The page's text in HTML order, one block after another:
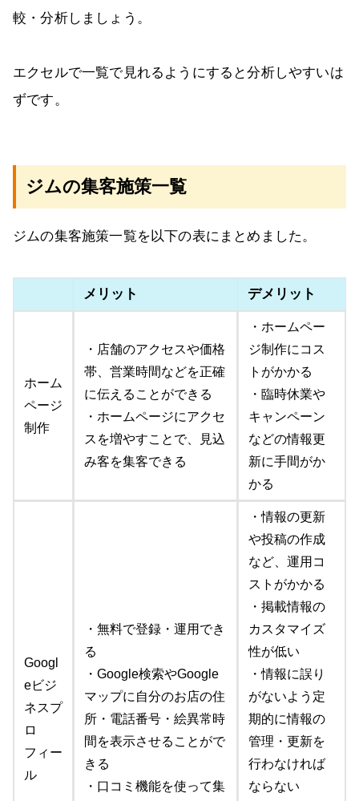
較・分析しましょう。
エクセルで一覧で見れるようにすると分析しやすいは
ずです。
ジムの集客施策一覧
ジムの集客施策一覧を以下の表にまとめました。
メリット デメリット
ホーム
ページ
制作
・店舗のアクセスや価格
帯、営業時間などを正確
に伝えることができる
・ホームページにアクセ
スを増やすことで、見込
み客を集客できる
・ホームペー
ジ制作にコス
トがかかる
・臨時休業や
キャンペーン
などの情報更
新に手間がか
かる
Googl
eビジ
ネスプ
ロ
フィー
ル
・無料で登録・運用でき
る
・Google検索やGoogle
マップに自分のお店の住
所・電話番号・絵異常時
間を表示させることがで
きる
・口コミ機能を使って集
・情報の更新
や投稿の作成
など、運用コ
ストがかかる
・掲載情報の
カスタマイズ
性が低い
・情報に誤り
がないよう定
期的に情報の
管理・更新を
行わなければ
ならない